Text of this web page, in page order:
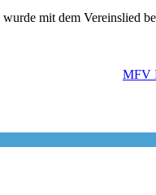
mit dem Vereinslied
MFV